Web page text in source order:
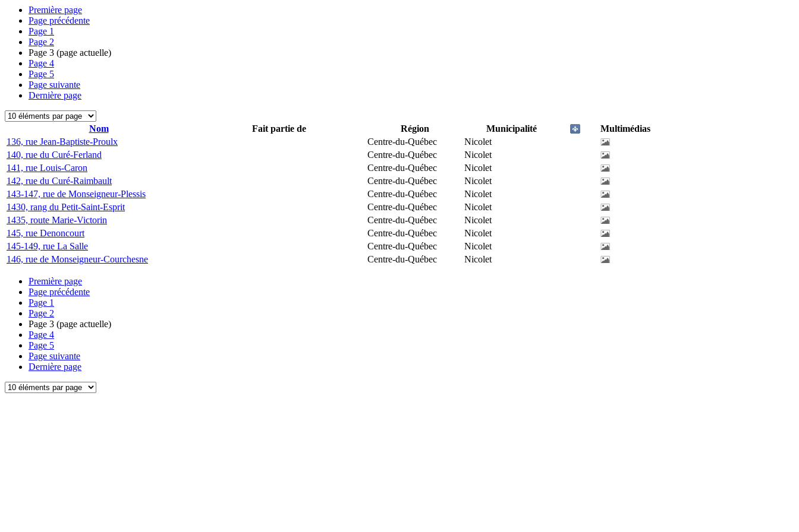
Première page
Page précédente
Page 1
Page 2
Page 3 (page actuelle)
Page 4
Page 5
Page suivante
Dernière page
Nom Fait partie de Région Municipalité
Multimédias
136, rue Jean-Baptiste-Proulx
Centre-du-Québec
Nicolet
140, rue du Curé-Ferland
Centre-du-Québec
Nicolet
141, rue Louis-Caron
Centre-du-Québec
Nicolet
142, rue du Curé-Raimbault
Centre-du-Québec
Nicolet
143-147, rue de Monseigneur-Plessis
Centre-du-Québec
Nicolet
1430, rang du Petit-Saint-Esprit
Centre-du-Québec
Nicolet
1435, route Marie-Victorin
Centre-du-Québec
Nicolet
145, rue Denoncourt
Centre-du-Québec
Nicolet
145-149, rue La Salle
Centre-du-Québec
Nicolet
146, rue de Monseigneur-Courchesne
Centre-du-Québec Nicolet
Première page
Page précédente
Page 1
Page 2
Page 3 (page actuelle)
Page 4
Page 5
Page suivante
Dernière page